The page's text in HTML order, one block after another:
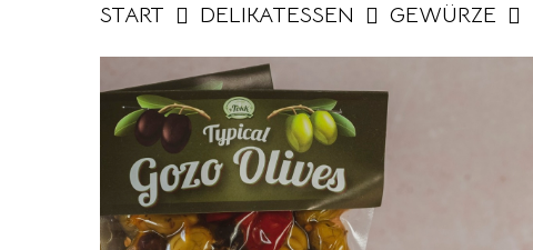
START DELIKATESSEN GEWÜRZE